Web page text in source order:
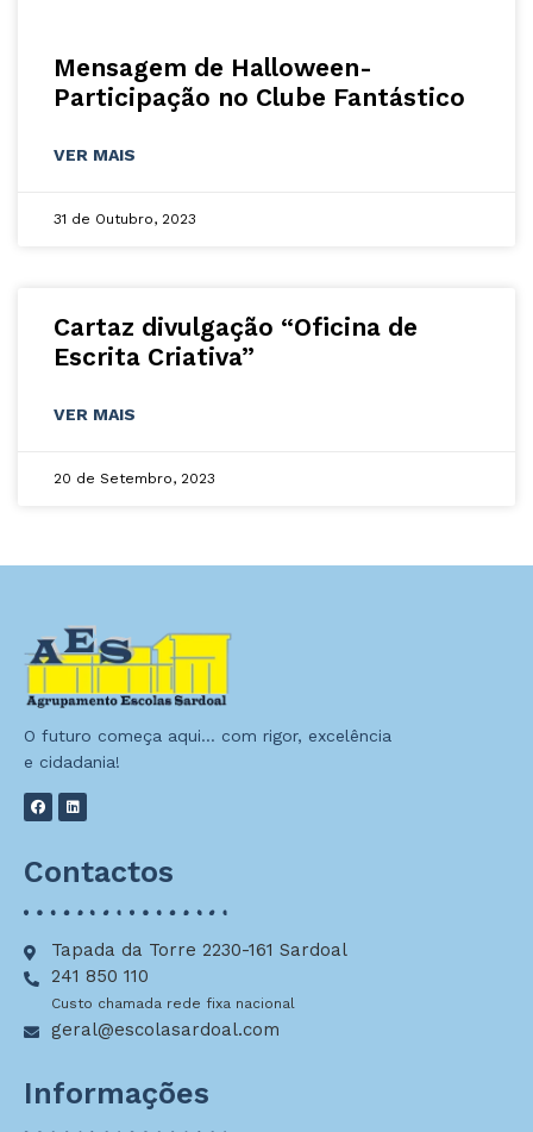
Mensagem de Halloween-
Participação no Clube Fantástico
VER MAIS
31 de Outubro, 2023
Cartaz divulgação “Oficina de
Escrita Criativa”
VER MAIS
20 de Setembro, 2023
O futuro começa aqui… com rigor, excelência
e cidadania!
Contactos
Tapada da Torre 2230-161 Sardoal
241 850 110
Custo chamada rede fixa nacional
geral@escolasardoal.com
Informações